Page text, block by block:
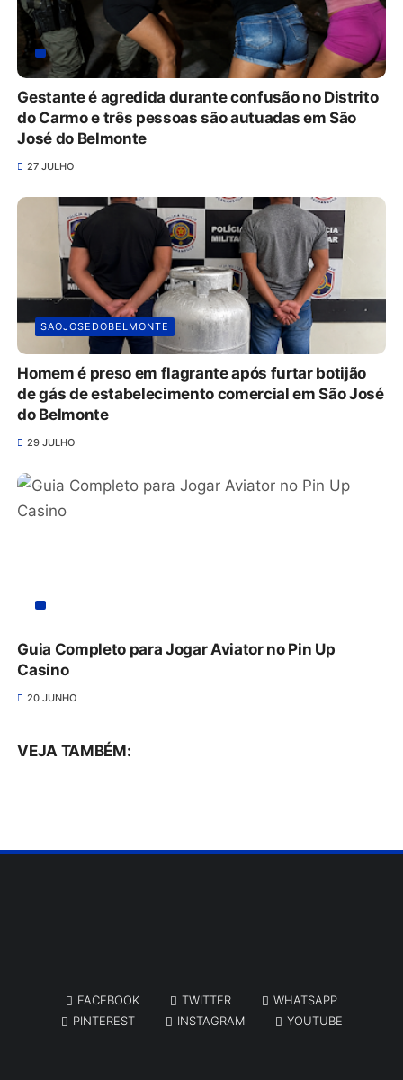
Gestante é agredida durante confusão no Distrito
do Carmo e três pessoas são autuadas em São
José do Belmonte
27 JULHO
SAOJOSEDOBELMONTE
Homem é preso em flagrante após furtar botijão
de gás de estabelecimento comercial em São José
do Belmonte
29 JULHO
Guia Completo para Jogar Aviator no Pin Up
Casino
20 JUNHO
VEJA TAMBÉM:
FACEBOOK TWITTER
WHATSAPP
PINTEREST
INSTAGRAM YOUTUBE